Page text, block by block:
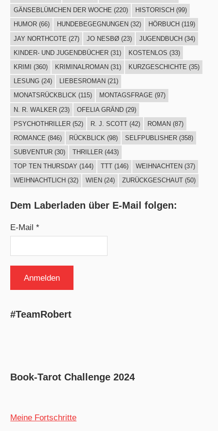
GÄNSEBLÜMCHEN DER WOCHE (220) HISTORISCH (99)
HUMOR(66) HUNDEBEGEGNUNGEN (32) HÖRBUCH (119)
JAY NORTHCOTE (27) JO NESBØ(23) JUGENDBUCH(34)
KINDER- UND JUGENDBÜCHER(31) KOSTENLOS (33)
KRIMI
(360) KRIMINALROMAN (31) KURZGESCHICHTE (35)
LESUNG(24) LIEBESROMAN (21)
MONATSRÜCKBLICK(115) MONTAGSFRAGE (97)
N. R. WALKER(23) OFELIA GRÄND(29)
PSYCHOTHRILLER(52) R. J. SCOTT(42) ROMAN(87)
ROMANCE (846) RÜCKBLICK (98) SELFPUBLISHER(358)
SUBVENTUR(30) THRILLER(443)
TOP TEN THURSDAY (144) TTT(146) WEIHNACHTEN (37)
WEIHNACHTLICH (32) WIEN (24) ZURÜCKGESCHAUT(50)
Dem Laberladen über E-Mail folgen:
E-Mail *
#TeamRobert
Book-Tarot Challenge 2024
Meine Fortschritte